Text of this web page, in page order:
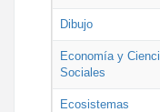
Dibujo
Economía y
Sociales
Ecosistemas